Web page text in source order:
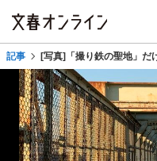
記事 [写真]「撮り鉄の聖地」